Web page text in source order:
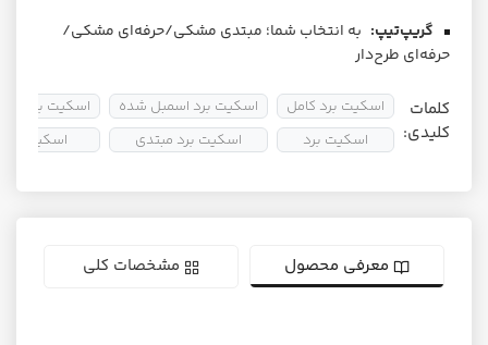
گریپ‌تیپ: به انتخاب شما؛ مبتدی مشکی/حرفه‌ای مشکی/
حرفه‌ای طرح‌دار
کلمات
کلیدی:
اسکیت برد کامل
اسکیت برد
اسکیت برد اسمبل شده
اسکیت برد مبتدی
اسکیت برد
اسکیتبرد
معرفی محصول مشخصات کلی